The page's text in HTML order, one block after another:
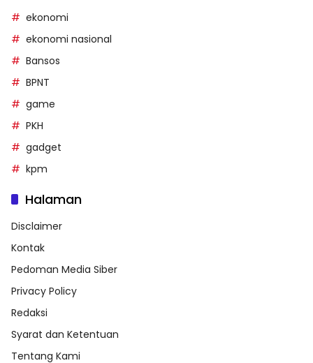
ekonomi
ekonomi nasional
Bansos
BPNT
game
PKH
gadget
kpm
Halaman
Disclaimer
Kontak
Pedoman Media Siber
Privacy Policy
Redaksi
Syarat dan Ketentuan
Tentang Kami